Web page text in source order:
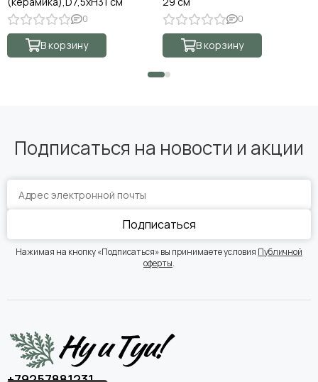
0
В корзину
0
В корзину
Подписаться на новости и акции
Подписаться
Нажимая на кнопку «Подписаться» вы принимаете условия Публичной
оферты.